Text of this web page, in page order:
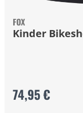
FOX
Kinder
74,95 €